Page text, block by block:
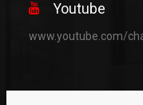
Youtube
www.youtube.com/